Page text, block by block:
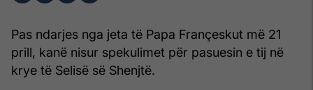
Pas ndarjes nga jeta të Papa Françeskut më 21
prill, kanë nisur spekulimet për pasuesin e tij në
krye të Selisë së Shenjtë.